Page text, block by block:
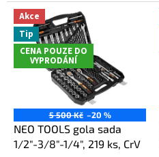
R
U
M
Akce
Tip
CENA POUZE DO
VYPRODÁNÍ
5 500 Kč –20 %
NEO TOOLS gola sada
1/2"-3/8"-1/4", 219 ks, CrV